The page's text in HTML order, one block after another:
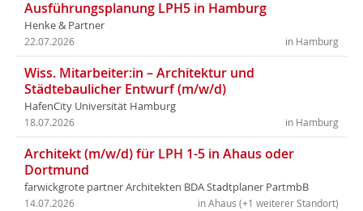
Ausführungsplanung LPH5 in Hamburg
Henke & Partner
in Hamburg
22.07.2026
Wiss. Mitarbeiter:in – Architektur und
Städtebaulicher Entwurf (m/w/d)
HafenCity Universität Hamburg
in Hamburg
18.07.2026
Architekt (m/w/d) für LPH 1-5 in Ahaus oder
Dortmund
farwickgrote partner Architekten BDA Stadtplaner PartmbB
in Ahaus (+1 weiterer Standort)
14.07.2026